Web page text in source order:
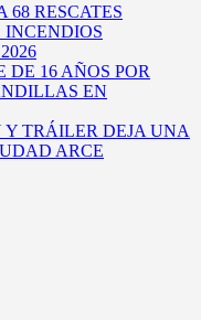
68 RESCATES
16 AÑOS POR
EN
TRÁILER DEJA UNA
ARCE